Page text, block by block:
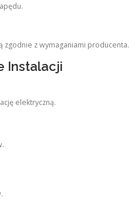
zgodnie z wymaganiami producenta.
Instalacji
elektryczną.